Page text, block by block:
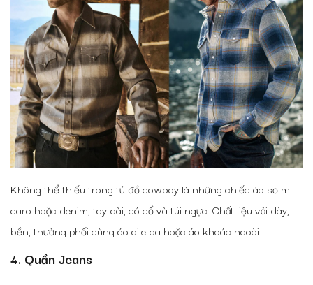
Không thể thiếu trong tủ đồ cowboy là những chiếc áo sơ mi
caro hoặc denim, tay dài, có cổ và túi ngực. Chất liệu vải dày,
bền, thường phối cùng áo gile da hoặc áo khoác ngoài.
4. Quần Jeans